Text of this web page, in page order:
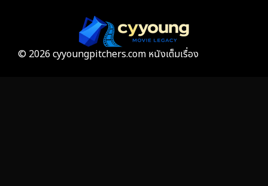
© 2026 cyyoungpitchers.com หนังเต็มเรื่อง